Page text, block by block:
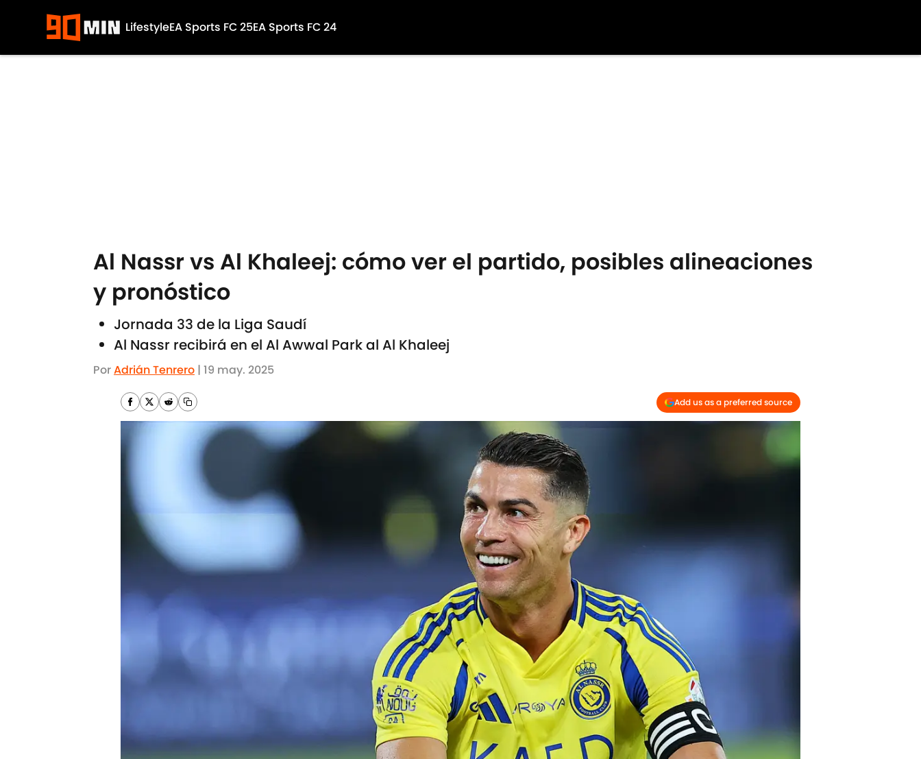
LifestyleEA Sports FC 25EA Sports FC 24
Al Nassr vs Al Khaleej: cómo ver el partido, posibles alineaciones
y pronóstico
Jornada 33 de la Liga Saudí
Al Nassr recibirá en el Al Awwal Park al Al Khaleej
PorAdrián Tenrero | 19 may. 2025
Add us as a preferred source